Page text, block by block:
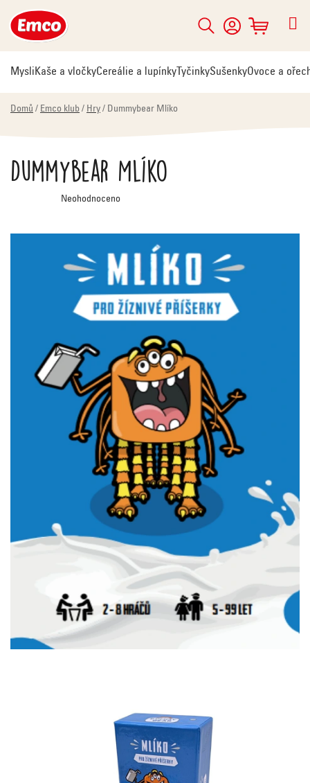
na
obsah
Hledat
NÁKUPNÍ
KOŠÍK
MysliKaše a vločkyCereálie a lupínky TyčinkySušenkyOvoce a
Domů / Emco klub / Hry / Dummybear Mlíko
Dummybear Mlíko
Průměrné
hodnocení
Neohodnoceno